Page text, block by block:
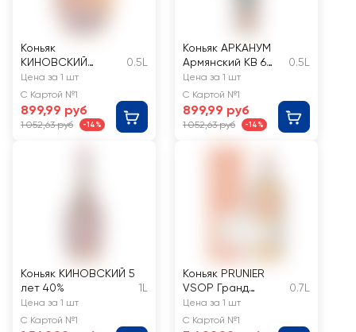
Коньяк
КИНОВСКИЙ
выдержанный КВ 7
лет 40%
0.5L
Цена за 1 шт
С Картой №1
899,99 руб
1 052,63 руб -14%
Коньяк АРКАНУМ
Армянский КВ 6
лет марочный 40%
0.5L
Цена за 1 шт
С Картой №1
899,99 руб
1 052,63 руб -14%
Коньяк КИНОВСКИЙ 5
лет 40%
1L
Цена за 1 шт
С Картой №1
Коньяк PRUNIER
VSOP Гранд
Шампань
ординарный 4
0.7L
Цена за 1 шт
С Картой №1